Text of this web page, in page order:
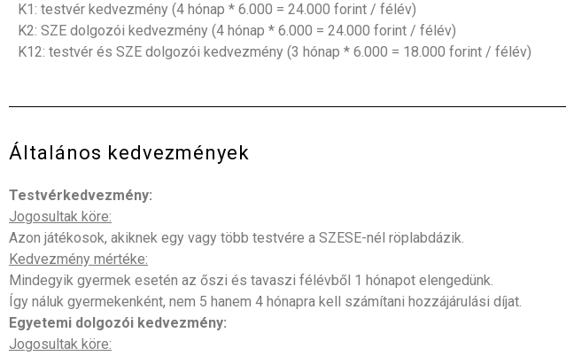
K1: testvér kedvezmény (4 hónap * 6.000 = 24.000 forint / félév)
K2: SZE dolgozói kedvezmény (4 hónap * 6.000 = 24.000 forint / félév)
K12: testvér és SZE dolgozói kedvezmény (3 hónap * 6.000 = 18.000 forint / félév)
Általános kedvezmények
Testvérkedvezmény:
Jogosultak köre:
Azon játékosok, akiknek egy vagy több testvére a SZESE-nél röplabdázik.
Kedvezmény mértéke:
Mindegyik gyermek esetén az őszi és tavaszi félévből 1 hónapot elengedünk.
Így náluk gyermekenként, nem 5 hanem 4 hónapra kell számítani hozzájárulási díjat.
Egyetemi dolgozói kedvezmény:
Jogosultak köre: